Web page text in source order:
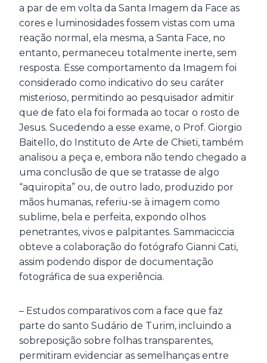
a par de em volta da Santa Imagem da Face as
cores e luminosidades fossem vistas com uma
reação normal, ela mesma, a Santa Face, no
entanto, permaneceu totalmente inerte, sem
resposta. Esse comportamento da Imagem foi
considerado como indicativo do seu caráter
misterioso, permitindo ao pesquisador admitir
que de fato ela foi formada ao tocar o rosto de
Jesus. Sucedendo a esse exame, o Prof. Giorgio
Baitello, do Instituto de Arte de Chieti, também
analisou a peça e, embora não tendo chegado a
uma conclusão de que se tratasse de algo
“aquiropita” ou, de outro lado, produzido por
mãos humanas, referiu-se à imagem como
sublime, bela e perfeita, expondo olhos
penetrantes, vivos e palpitantes. Sammaciccia
obteve a colaboração do fotógrafo Gianni Cati,
assim podendo dispor de documentação
fotográfica de sua experiência.
– Estudos comparativos com a face que faz
parte do santo Sudário de Turim, incluindo a
sobreposição sobre folhas transparentes,
permitiram evidenciar as semelhanças entre